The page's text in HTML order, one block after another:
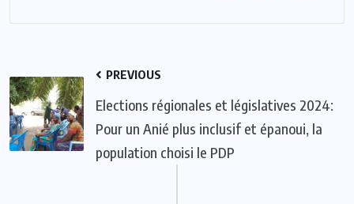
PREVIOUS
Elections régionales et législatives 2024:
Pour un Anié plus inclusif et épanoui, la
population choisi le PDP